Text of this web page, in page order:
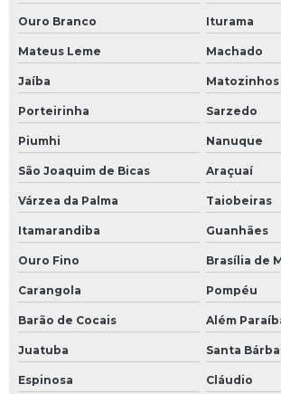
Projetos personalizados para indústrias
Redução de custos industriais
Redução de custos operacionais
Serviço de comissionamento de sistema
Serviço de instalação de caldeiras
Serviço de montagem de tubulação de
fluidos térmicos
Serviço de retirada de gases de rede de
Sistema de aquecimento de fluido
Sistema de aquecimento por óleo térmico
Sistema de fluido térmico
Ouro Branco Iturama
Mateus Leme Machado
Jaíba Matozinhos
Porteirinha Sarzedo
Piumhi Nanuque
São Joaquim de Bicas Araçuaí
Várzea da Palma Taiobeiras
Itamarandiba Guanhães
Ouro Fino Brasília de
Carangola Pompéu
Barão de Cocais Além
Juatuba Santa
Espinosa Cláudio